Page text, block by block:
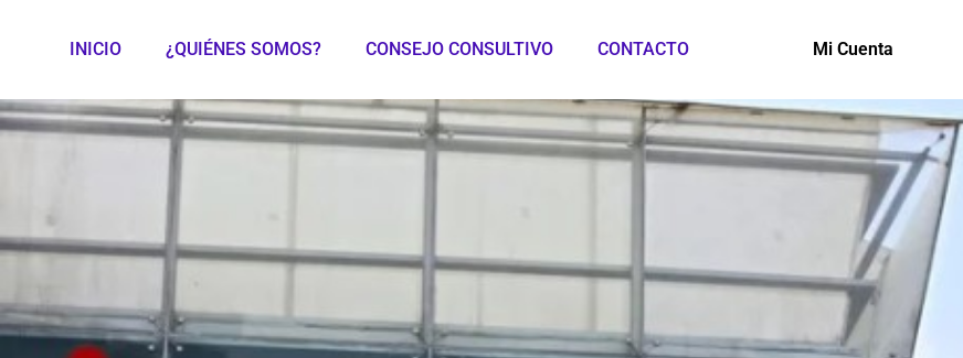
INICIO ¿QUIÉNES SOMOS? CONSEJO CONSULTIVO CONTACTO Mi Cuenta